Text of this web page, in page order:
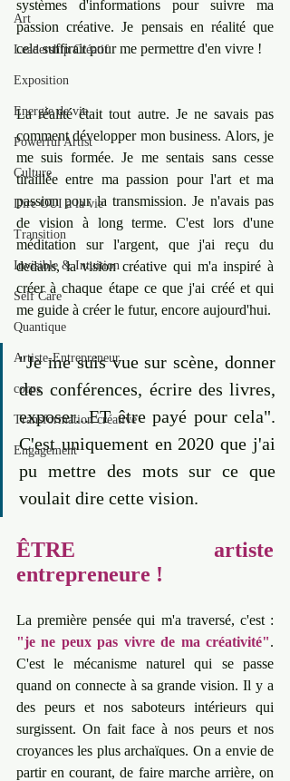
Art
Leadership Créatif
Exposition
Energie de vie
Powerful Artist
Culture
Dire OUI à la vie
Transition
Invisible & Intuition
Self Care
Quantique
Artiste-Entrepreneur
corps
Transformation créative
Engagement
systèmes d'informations pour suivre ma
passion créative. Je pensais en réalité que
cela suffirait pour me permettre d'en vivre !
La réalité était tout autre. Je ne savais pas
comment développer mon business. Alors, je
me suis formée. Je me sentais sans cesse
tiraillée entre ma passion pour l'art et ma
passion pour la transmission. Je n'avais pas
de vision à long terme. C'est lors d'une
méditation sur l'argent, que j'ai reçu du
dedans, la vision créative qui m'a inspiré à
créer à chaque étape ce que j'ai créé et qui
"Je me suis vue sur scène, donner
des conférences, écrire des livres,
exposer...ET être payé pour cela".
C'est uniquement en 2020 que j'ai
pu mettre des mots sur ce que
voulait dire cette vision.
ÊTRE artiste
entrepreneure !
"je ne peux pas vivre de ma créativité".
C'est le mécanisme naturel qui se passe
quand on connecte à sa grande vision. Il y a
des peurs et nos saboteurs intérieurs qui
surgissent. On fait face à nos peurs et nos
croyances les plus archaïques. On a envie de
partir en courant, de faire marche arrière, on